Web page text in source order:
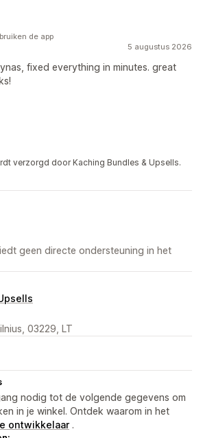
5 augustus 2026
fixed everything in minutes. great
de app
verzorgd door Kaching Bundles & Upsells.
geen directe ondersteuning in het
03229, LT
nodig tot de volgende gegevens om
in je winkel. Ontdek waarom in het
ontwikkelaar .